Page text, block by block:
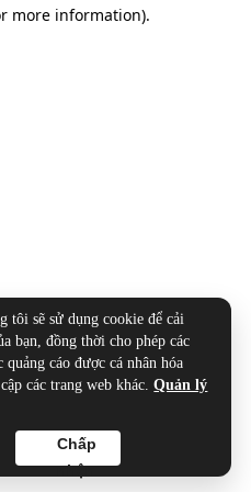
more information).
tôi sẽ sử dụng cookie để cải
bạn, đồng thời cho phép các
cáo được cá nhân hóa
các trang web khác.Quản lý
Chấp
nhận